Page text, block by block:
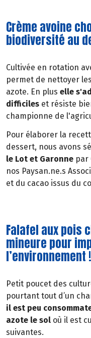
Crème avoine
biodiversité au
Cultivée en rotation
permet de nettoyer
azote. En plus elle
difficiles et résiste
championne de
Pour élaborer la
dessert, nous avons
le Lot et Garonne par
nos Paysan.ne.s
et du cacao issus du
Falafel aux pois
mineure pour
l’environnement
Petit poucet des
pourtant tout d’un
il est peu
azote le sol où il est
suivantes.